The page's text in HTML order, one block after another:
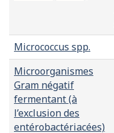
Micrococcus spp.
Microorganismes
Gram négatif
fermentant (à
l’exclusion des
entérobactériacées)